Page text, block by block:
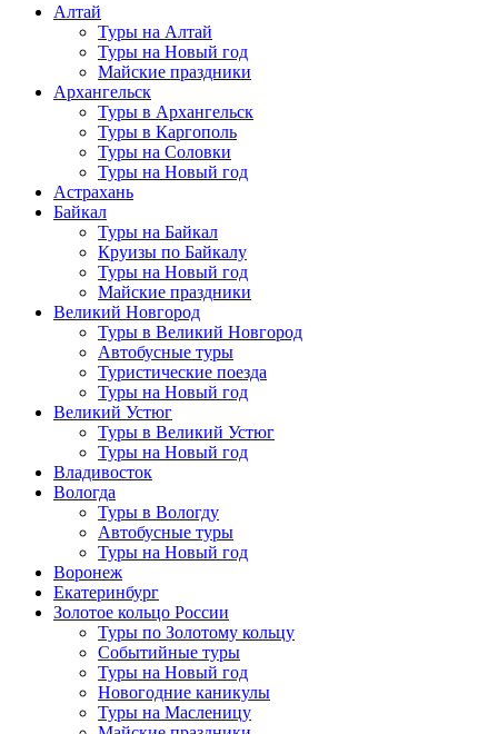
Алтай
Туры на Алтай
Туры на Новый год
Майские праздники
Архангельск
Туры в Архангельск
Туры в Каргополь
Туры на Соловки
Туры на Новый год
Астрахань
Байкал
Туры на Байкал
Круизы по Байкалу
Туры на Новый год
Майские праздники
Великий Новгород
Туры в Великий Новгород
Автобусные туры
Туристические поезда
Туры на Новый год
Великий Устюг
Туры в Великий Устюг
Туры на Новый год
Владивосток
Вологда
Туры в Вологду
Автобусные туры
Туры на Новый год
Воронеж
Екатеринбург
Золотое кольцо России
Туры по Золотому кольцу
Событийные туры
Туры на Новый год
Новогодние каникулы
Туры на Масленицу